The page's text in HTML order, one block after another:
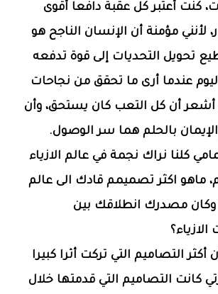
كنت أعتبر كل عقبة دافعا أقوى
لأنني مؤمنة أن الإنسان الناجح هو
تحويل التحديات إلى قوة تدفعه
عندما أرى ما تحقق من نجاحات
أشعر أن كل التعب كان يستحق، وأن
بالحلم هما سر الوصول.
كلنا نراك نجمة في عالم الازياء
ماهو اكثر تصميمم قادك الى عالم
وكان مصدرك انطلاقك بين
أكثر التصاميم التي تركت أثرا كبيرا
كانت التصاميم التي قدمتها خلال